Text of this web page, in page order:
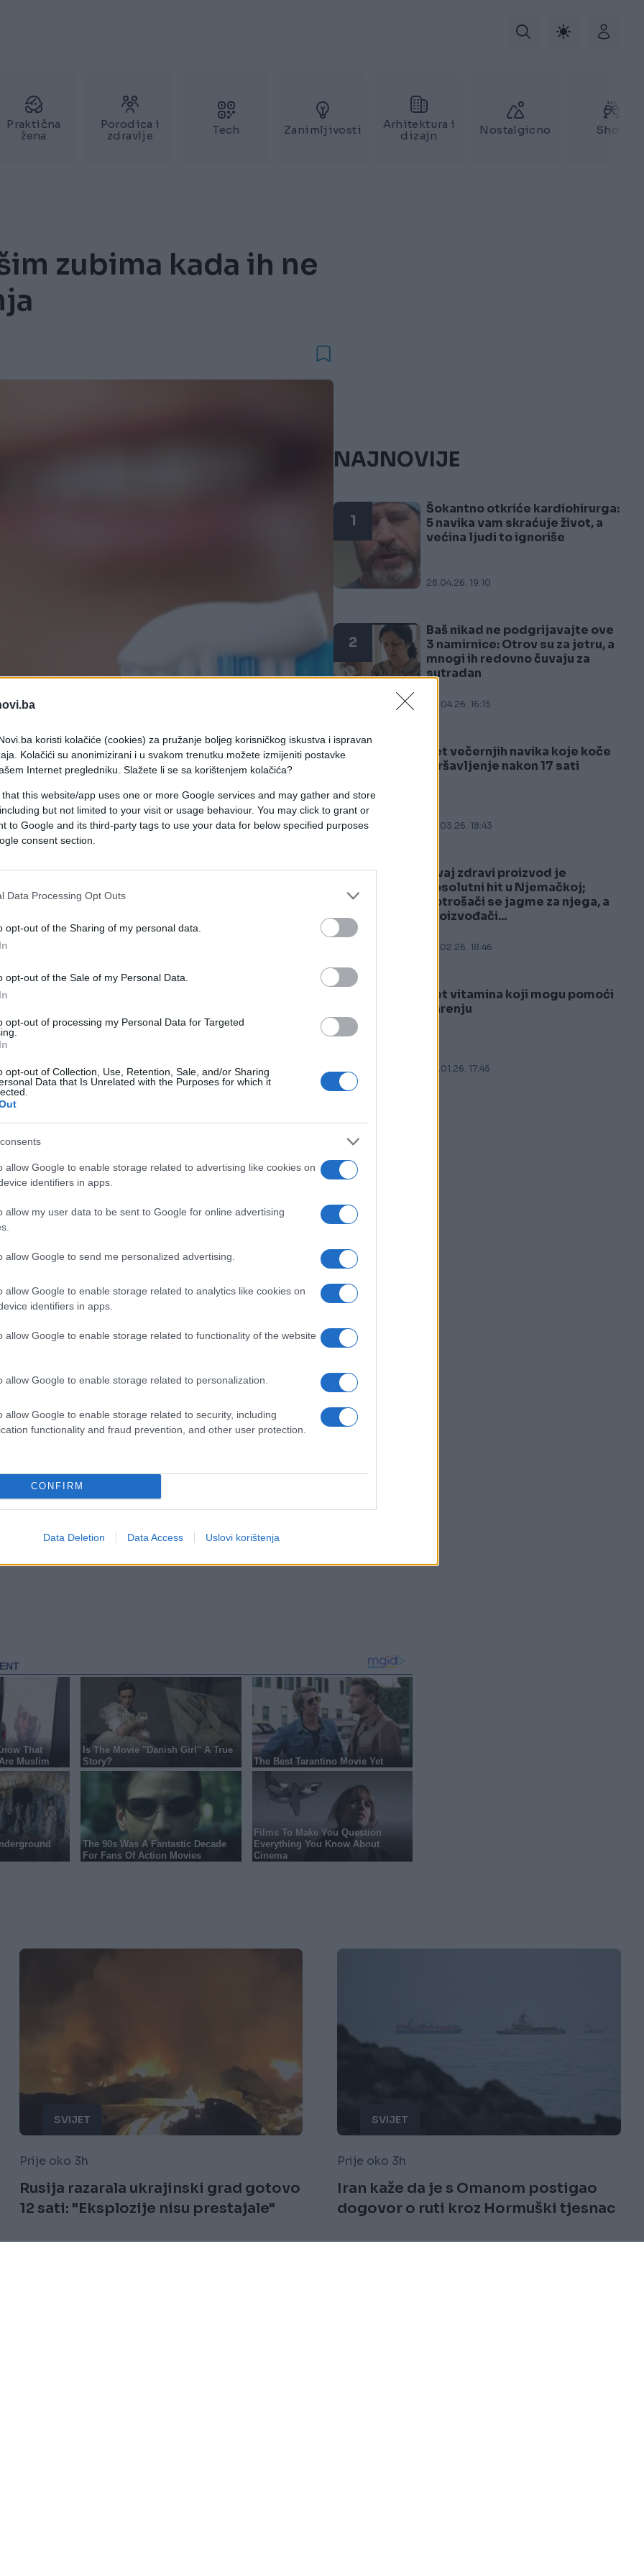
koristi kolačiće (cookies) za pružanje boljeg korisničkog iskustva i ispravan
Kolačići su anonimizirani i u svakom trenutku možete izmijeniti postavke
Internet pregledniku. Slažete li se sa korištenjem kolačića?
that this website/app uses one or more Google services and may gather and store
but not limited to your visit or usage behaviour. You may click to grant or
to Google and its third-party tags to use your data for below specified purposes
consent section.
Data Processing Opt Outs
opt-out of the Sharing of my personal data.
opt-out of the Sale of my Personal Data.
opt-out of processing my Personal Data for Targeted
opt-out of Collection, Use, Retention, Sale, and/or Sharing
Data that Is Unrelated with the Purposes for which it
allow Google to enable storage related to advertising like cookies on
identifiers in apps.
allow my user data to be sent to Google for online advertising
allow Google to send me personalized advertising.
allow Google to enable storage related to analytics like cookies on
identifiers in apps.
allow Google to enable storage related to functionality of the website
allow Google to enable storage related to personalization.
allow Google to enable storage related to security, including
functionality and fraud prevention, and other user protection.
CONFIRM
Data Deletion Data Access Uslovi korištenja
Praktična
žena
Porodica i
zdravlje
Tech Zanimljivosti
Arhitektura i
dizajn
Nostalgicno Show
zubima kada ih ne
zube pred spavanje. Možda vas mrzi,
izlaska i sposobni ste samo za to da se izvrnete
li znate šta se zaista događa kada ne operete zube
prije nego što ćete leći u krevet. Najvažnije
stomatolog Kimberli Harms.
a na njemu vrijedno rade bakterije koje
i da krenu u napad. Znate onaj odvratan
se probudite ujutro? Nije to tek tako, to su
zuba.
a najviše kada jedete, zbog čega je i
Sve manje od toga znači siguran karijes.
da se to radi odmah nakon buđenja i
navika da to rade svakog dana. A uostalom,
zadahom?
idealni vremenski razmak da fluorid iz vaše
i napravi barijeru za kiselinu koja će vam štititi
večere, jer ćete time uništiti gleđ. Čekajte
to traje makar dva minuta) i to je to.
zube sve dok ćete noć provesti bez
šest ili sedam, nakon toga operete zube i ne
krevet.
NAJNOVIJE
1
Šokantno otkriće kardiohirurga:
5 navika vam skraćuje život, a
većina ljudi to ignoriše
28.04.26. 19:10
2
Baš nikad ne podgrijavajte ove
3 namirnice: Otrov su za jetru, a
mnogi ih redovno čuvaju za
sutradan
05.04.26. 16:15
Pet večernjih navika koje koče
mršavljenje nakon 17 sati
04.03.26. 18:43
Ovaj zdravi proizvod je
apsolutni hit u Njemačkoj;
potrošači se jagme za njega, a
proizvođači...
22.02.26. 18:46
Pet vitamina koji mogu pomoći
varenju
05.01.26. 17:45
SVIJET
Prije oko 3h
Rusija razarala ukrajinski grad gotovo
12 sati: "Eksplozije nisu prestajale"
SVIJET
Prije oko 3h
Iran kaže da je s Omanom postigao
dogovor o ruti kroz Hormuški tjesnac